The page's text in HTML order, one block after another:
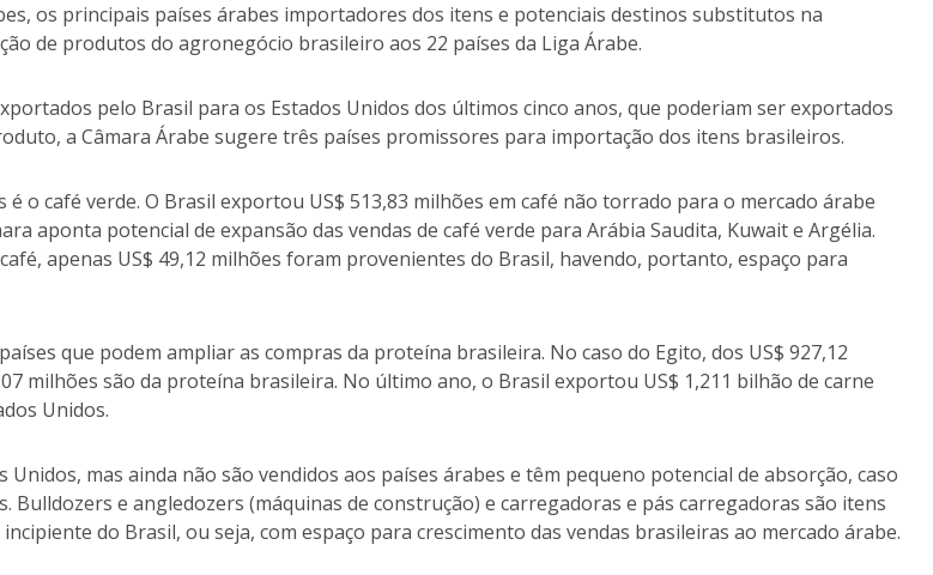
os principais países árabes importadores dos itens e potenciais destinos substitutos na
de produtos do agronegócio brasileiro aos 22 países da Liga Árabe.
pelo Brasil para os Estados Unidos dos últimos cinco anos, que poderiam ser exportados
a Câmara Árabe sugere três países promissores para importação dos itens brasileiros.
o café verde. O Brasil exportou US$ 513,83 milhões em café não torrado para o mercado árabe
aponta potencial de expansão das vendas de café verde para Arábia Saudita, Kuwait e Argélia.
apenas US$ 49,12 milhões foram provenientes do Brasil, havendo, portanto, espaço para
que podem ampliar as compras da proteína brasileira. No caso do Egito, dos US$ 927,12
milhões são da proteína brasileira. No último ano, o Brasil exportou US$ 1,211 bilhão de carne
Unidos.
mas ainda não são vendidos aos países árabes e têm pequeno potencial de absorção, caso
e angledozers (máquinas de construção) e carregadoras e pás carregadoras são itens
do Brasil, ou seja, com espaço para crescimento das vendas brasileiras ao mercado árabe.